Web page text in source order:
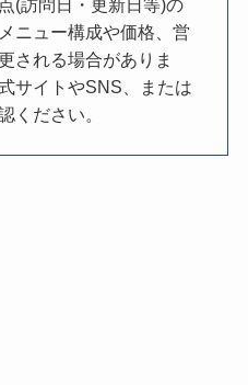
(訪問日・更新日等)の
ニュー構成や価格、営
される場合がありま
サイトやSNS、または
ください。